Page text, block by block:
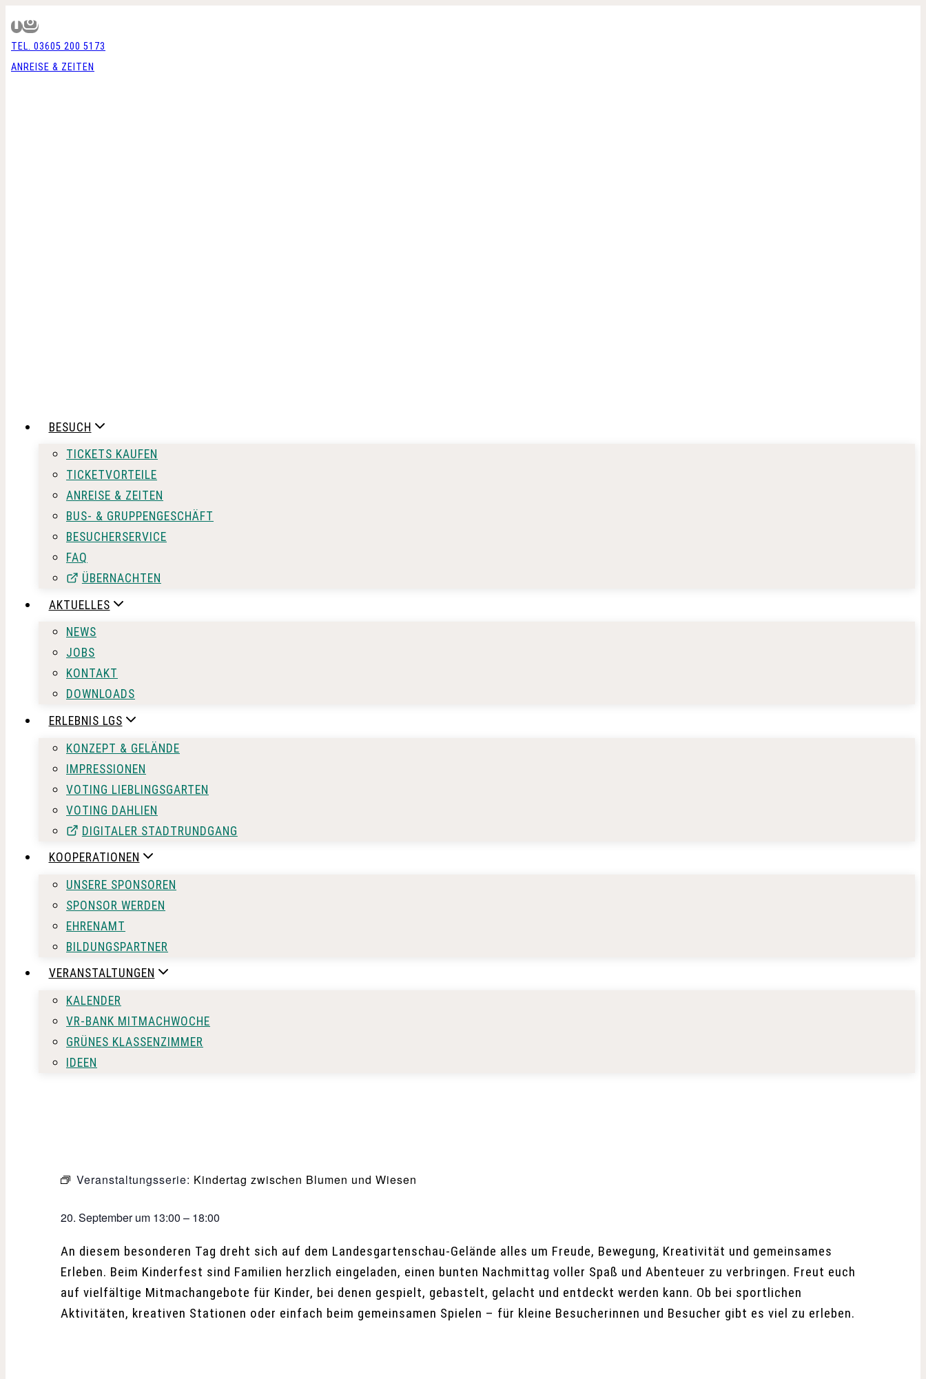
Inhalt
springen
TEL. 03605 200 5173
ANREISE & ZEITEN
BESUCH
TICKETS KAUFEN
TICKETVORTEILE
ANREISE & ZEITEN
BUS- & GRUPPENGESCHÄFT
BESUCHERSERVICE
FAQ
ÜBERNACHTEN
AKTUELLES
NEWS
JOBS
KONTAKT
DOWNLOADS
ERLEBNIS LGS
KONZEPT & GELÄNDE
IMPRESSIONEN
VOTING LIEBLINGSGARTEN
VOTING DAHLIEN
DIGITALER STADTRUNDGANG
KOOPERATIONEN
UNSERE SPONSOREN
SPONSOR WERDEN
EHRENAMT
BILDUNGSPARTNER
VERANSTALTUNGEN
KALENDER
VR-BANK MITMACHWOCHE
GRÜNES KLASSENZIMMER
IDEEN
Veranstaltungsserie: Kindertag zwischen Blumen und Wiesen
20. Septemberum 13:00 – 18:00
An diesem besonderen Tag dreht sich auf dem Landesgartenschau-Gelände alles um Freude, Bewegung, Kreativität und gemeinsames
Erleben. Beim Kinderfest sind Familien herzlich eingeladen, einen bunten Nachmittag voller Spaß und Abenteuer zu verbringen. Freut euch
auf vielfältige Mitmachangebote für Kinder, bei denen gespielt, gebastelt, gelacht und entdeckt werden kann. Ob bei sportlichen
Aktivitäten, kreativen Stationen oder einfach beim gemeinsamen Spielen – für kleine Besucherinnen und Besucher gibt es viel zu erleben.